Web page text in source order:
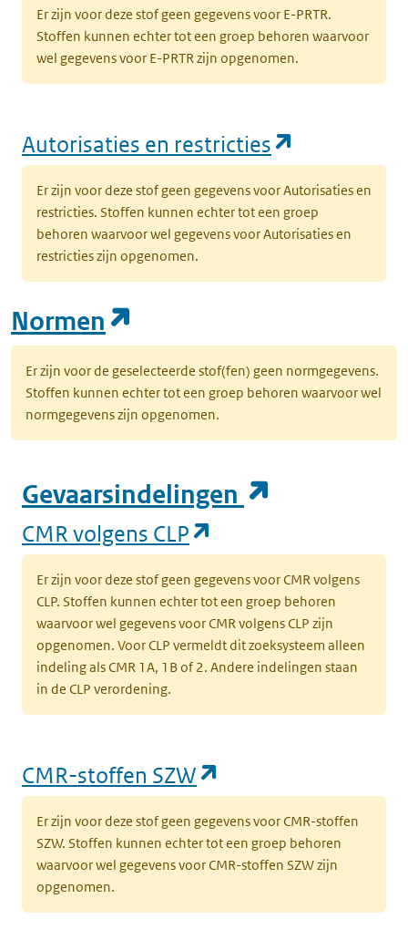
Er zijn voor deze stof geen gegevens voor E-PRTR.
Stoffen kunnen echter tot een groep behoren waarvoor
wel gegevens voor E-PRTR zijn opgenomen.
Autorisaties en restricties
Er zijn voor deze stof geen gegevens voor Autorisaties en
restricties. Stoffen kunnen echter tot een groep
behoren waarvoor wel gegevens voor Autorisaties en
restricties zijn opgenomen.
Normen
Er zijn voor de geselecteerde stof(fen) geen normgegevens.
Stoffen kunnen echter tot een groep behoren waarvoor wel
normgegevens zijn opgenomen.
Gevaarsindelingen
CMR volgens CLP
Er zijn voor deze stof geen gegevens voor CMR volgens
CLP. Stoffen kunnen echter tot een groep behoren
waarvoor wel gegevens voor CMR volgens CLP zijn
opgenomen. Voor CLP vermeldt dit zoeksysteem alleen
indeling als CMR 1A, 1B of 2. Andere indelingen staan
in de CLP verordening.
CMR-stoffen SZW
Er zijn voor deze stof geen gegevens voor CMR-stoffen
SZW. Stoffen kunnen echter tot een groep behoren
waarvoor wel gegevens voor CMR-stoffen SZW zijn
opgenomen.